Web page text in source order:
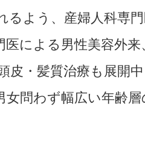
るよう、産婦人科専
医による男性美容外
皮・髪質治療も展開
女問わず幅広い年齢